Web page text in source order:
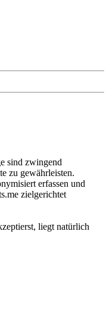
sind zwingend
zu gewährleisten.
erfassen und
zielgerichtet
liegt natürlich